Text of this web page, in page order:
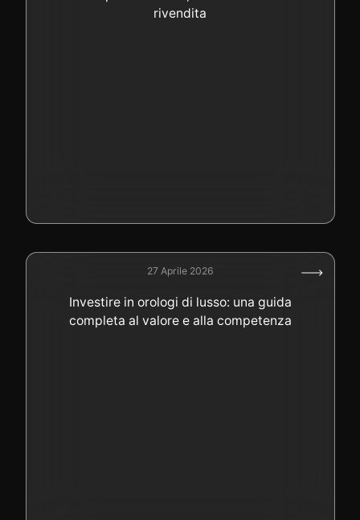
rivendita
27 Aprile 2026
Investire in orologi di lusso: una guida
completa al valore e alla competenza